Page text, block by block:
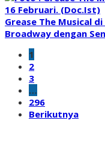
Grease The Musical
Broadway dengan
1
2
3
…
296
Berikutnya